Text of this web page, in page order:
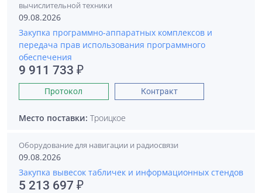
вычислительной техники
09.08.2026
Закупка программно-аппаратных комплексов и
передача прав использования программного
обеспечения
9 911 733 ₽
Протокол Контракт
Место поставки: Троицкое
Оборудование для навигации и радиосвязи
09.08.2026
Закупка вывесок табличек и информационных стендов
5 213 697 ₽